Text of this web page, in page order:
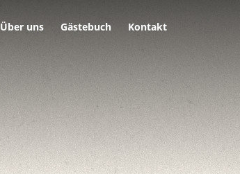
Über uns Gästebuch Kontakt